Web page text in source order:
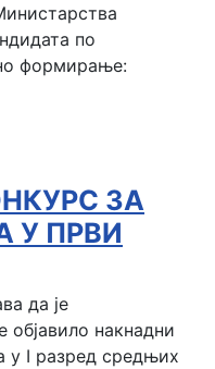
по
формирање:
ЗА
У ПРВИ
да је
објавило накнадни
у I разред средњих